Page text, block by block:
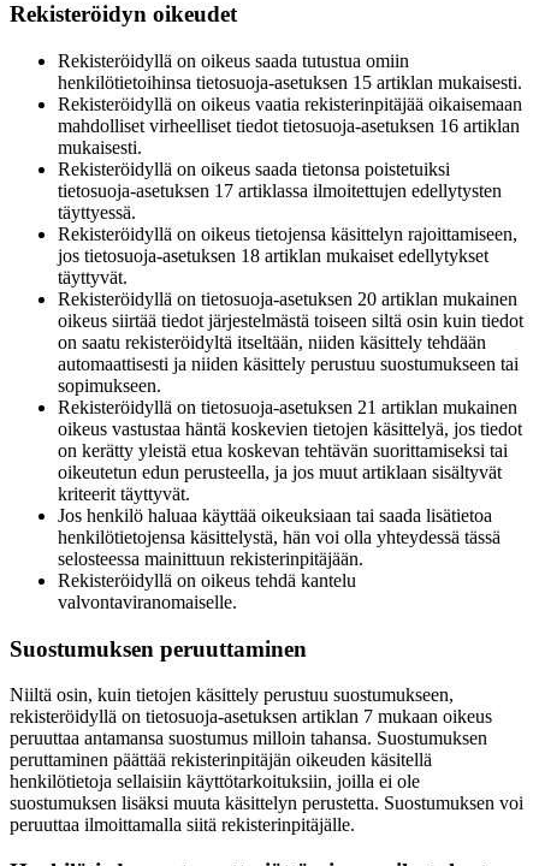
Rekisteröidyn oikeudet
Rekisteröidyllä on oikeus saada tutustua omiin
henkilötietoihinsa tietosuoja-asetuksen 15 artiklan mukaisesti.
Rekisteröidyllä on oikeus vaatia rekisterinpitäjää oikaisemaan
mahdolliset virheelliset tiedot tietosuoja-asetuksen 16 artiklan
mukaisesti.
Rekisteröidyllä on oikeus saada tietonsa poistetuiksi
tietosuoja-asetuksen 17 artiklassa ilmoitettujen edellytysten
täyttyessä.
Rekisteröidyllä on oikeus tietojensa käsittelyn rajoittamiseen,
jos tietosuoja-asetuksen 18 artiklan mukaiset edellytykset
täyttyvät.
Rekisteröidyllä on tietosuoja-asetuksen 20 artiklan mukainen
oikeus siirtää tiedot järjestelmästä toiseen siltä osin kuin tiedot
on saatu rekisteröidyltä itseltään, niiden käsittely tehdään
automaattisesti ja niiden käsittely perustuu suostumukseen tai
sopimukseen.
Rekisteröidyllä on tietosuoja-asetuksen 21 artiklan mukainen
oikeus vastustaa häntä koskevien tietojen käsittelyä, jos tiedot
on kerätty yleistä etua koskevan tehtävän suorittamiseksi tai
oikeutetun edun perusteella, ja jos muut artiklaan sisältyvät
kriteerit täyttyvät.
Jos henkilö haluaa käyttää oikeuksiaan tai saada lisätietoa
henkilötietojensa käsittelystä, hän voi olla yhteydessä tässä
selosteessa mainittuun rekisterinpitäjään.
Rekisteröidyllä on oikeus tehdä kantelu
valvontaviranomaiselle.
Suostumuksen peruuttaminen
Niiltä osin, kuin tietojen käsittely perustuu suostumukseen,
rekisteröidyllä on tietosuoja-asetuksen artiklan 7 mukaan oikeus
peruuttaa antamansa suostumus milloin tahansa. Suostumuksen
peruttaminen päättää rekisterinpitäjän oikeuden käsitellä
henkilötietoja sellaisiin käyttötarkoituksiin, joilla ei ole
suostumuksen lisäksi muuta käsittelyn perustetta. Suostumuksen voi
peruuttaa ilmoittamalla siitä rekisterinpitäjälle.